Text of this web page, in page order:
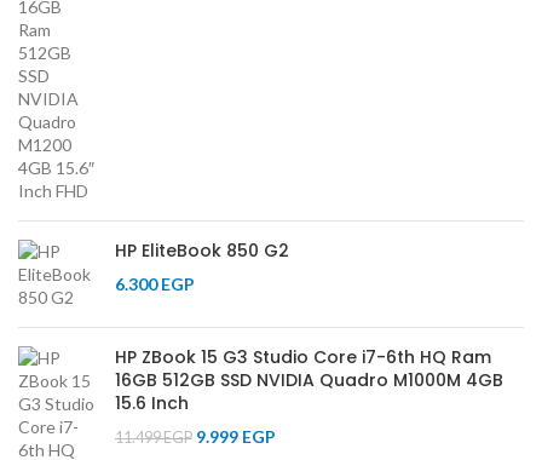
HP EliteBook 850 G2
6.300EGP
HP ZBook 15 G3 Studio Core i7-6th HQ Ram
16GB 512GB SSD NVIDIA Quadro M1000M 4GB
15.6 Inch
11.499EGP 9.999 EGP